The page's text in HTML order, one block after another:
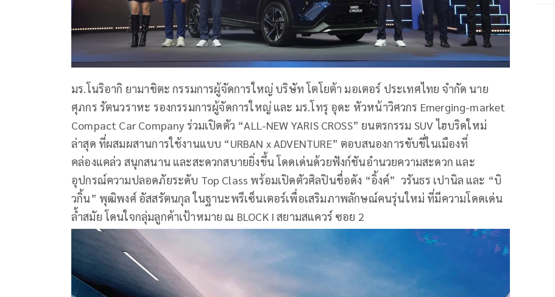
มร.โนริอากิ ยามาชิตะ กรรมการผู้จัดการใหญ่ บริษัท โตโยต้า มอเตอร์ ประเทศไทย จำกัด นาย
ศุภกร รัตนวราหะ รองกรรมการผู้จัดการใหญ่ และ มร.โทรุ อุดะ หัวหน้าวิศวกร Emerging-market
Compact Car Company ร่วมเปิดตัว “ALL-NEW YARIS CROSS” ยนตรกรรม SUV ไฮบริดใหม่
ล่าสุด ที่ผสมผสานการใช้งานแบบ “URBAN x ADVENTURE” ตอบสนองการขับขี่ในเมืองที่
คล่องแคล่ว สนุกสนาน และสะดวกสบายยิ่งขึ้น โดดเด่นด้วยฟังก์ชันอำนวยความสะดวก และ
อุปกรณ์ความปลอดภัยระดับ Top Class พร้อมเปิดตัวศิลปินชื่อดัง “อิ้งค์” วรันธร เปานิล และ “บิ
วกิ้น” พุฒิพงศ์ อัสสรัตนกุล ในฐานะพรีเซ็นเตอร์เพื่อเสริมภาพลักษณ์คนรุ่นใหม่ ที่มีความโดดเด่น
ล้ำสมัย โดนใจกลุ่มลูกค้าเป้าหมาย ณ BLOCK I สยามสแควร์ ซอย 2